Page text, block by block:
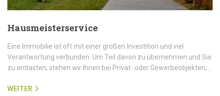
Hausmeisterservice
Eine Immobilie ist oft mit einer großen Investition und viel
Verantwortung verbunden. Um Teil davon zu übernehmen und Sie
zu entlasten, stehen wir Ihnen bei Privat- oder Gewerbeobjekten,…
WEITER